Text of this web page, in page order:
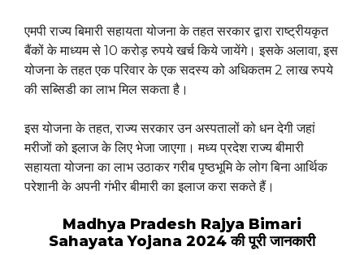
एमपी राज्य बिमारी सहायता योजना के तहत सरकार द्वारा राष्ट्रीयकृत
बैंकों के माध्यम से 10 करोड़ रुपये खर्च किये जायेंगे। इसके अलावा, इस
योजना के तहत एक परिवार के एक सदस्य को अधिकतम 2 लाख रुपये
की सब्सिडी का लाभ मिल सकता है।
इस योजना के तहत, राज्य सरकार उन अस्पतालों को धन देगी जहां
मरीजों को इलाज के लिए भेजा जाएगा। मध्य प्रदेश राज्य बीमारी
सहायता योजना का लाभ उठाकर गरीब पृष्ठभूमि के लोग बिना आर्थिक
परेशानी के अपनी गंभीर बीमारी का इलाज करा सकते हैं।
Madhya Pradesh Rajya Bimari
Sahayata Yojana 2024 की पूरी जानकारी